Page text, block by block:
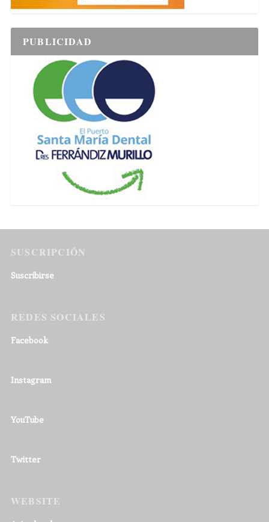
PUBLICIDAD
SUSCRIPCIÓN
Suscribirse
REDES SOCIALES
Facebook
Instagram
YouTube
Twitter
WEBSITE